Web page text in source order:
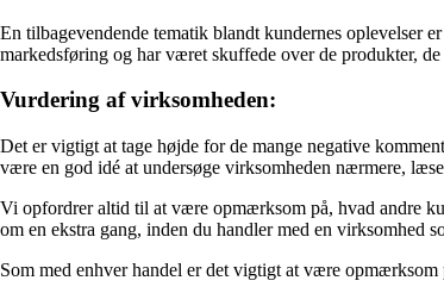
En tilbagevendende tematik blandt kundernes oplevelser
markedsføring og har været skuffede over de produkter,
Vurdering af virksomheden:
Det er vigtigt at tage højde for de mange negative
være en god idé at undersøge virksomheden nærmere,
Vi opfordrer altid til at være opmærksom på, hvad andre
om en ekstra gang, inden du handler med en virksomhed
Som med enhver handel er det vigtigt at være